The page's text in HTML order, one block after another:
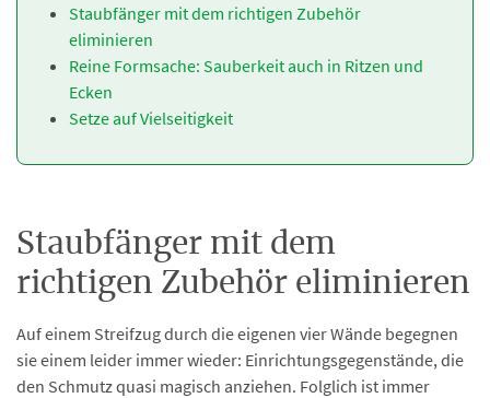
Staubfänger mit dem richtigen Zubehör
eliminieren
Reine Formsache: Sauberkeit auch in Ritzen und
Ecken
Setze auf Vielseitigkeit
Staubfänger mit dem
richtigen Zubehör eliminieren
Auf einem Streifzug durch die eigenen vier Wände begegnen
sie einem leider immer wieder: Einrichtungsgegenstände, die
den Schmutz quasi magisch anziehen. Folglich ist immer